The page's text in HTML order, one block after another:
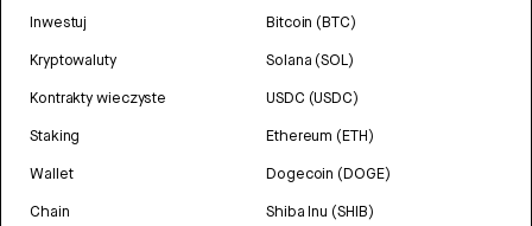
Inwestuj
Kryptowaluty
Kontrakty wieczyste
Staking
Wallet
Chain
Bitcoin (BTC)
Solana (SOL)
USDC (USDC)
Ethereum (ETH)
Dogecoin (DOGE)
Shiba Inu (SHIB)